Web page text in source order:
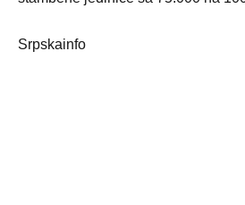
Srpskainfo